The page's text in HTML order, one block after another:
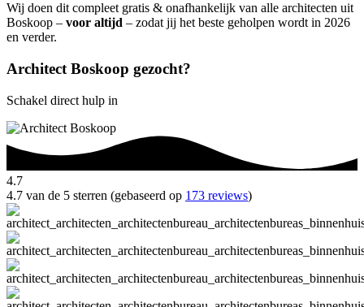
Wij doen dit compleet gratis & onafhankelijk van alle architecten uit
Boskoop – voor altijd – zodat jij het beste geholpen wordt in 2026
en verder.
Architect Boskoop gezocht?
Schakel direct hulp in
4.7
4.7 van de 5 sterren (gebaseerd op 173 reviews)